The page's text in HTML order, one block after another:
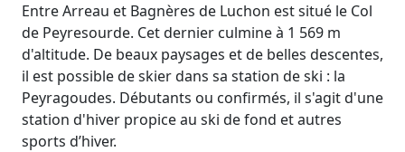
Entre Arreau et Bagnères de Luchon est situé le Col
de Peyresourde. Cet dernier culmine à 1 569 m
d'altitude. De beaux paysages et de belles descentes,
il est possible de skier dans sa station de ski : la
Peyragoudes. Débutants ou confirmés, il s'agit d'une
station d'hiver propice au ski de fond et autres
sports d’hiver.